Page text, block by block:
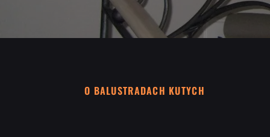
O BALUSTRADACH KUTYCH